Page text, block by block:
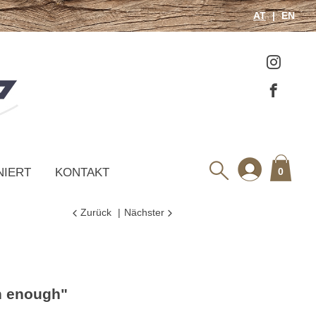
AT EN
KONTAKT 0
Zurück Nächster
enough"